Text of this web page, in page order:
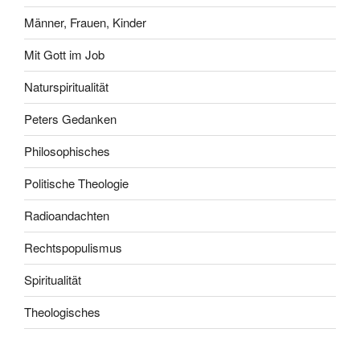
Männer, Frauen, Kinder
Mit Gott im Job
Naturspiritualität
Peters Gedanken
Philosophisches
Politische Theologie
Radioandachten
Rechtspopulismus
Spiritualität
Theologisches